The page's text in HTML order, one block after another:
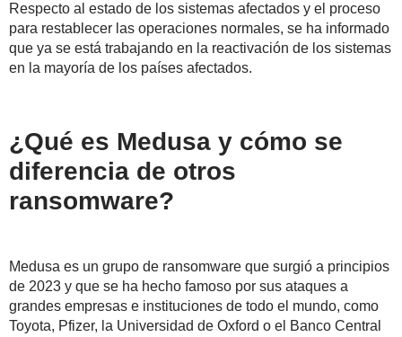
Respecto al estado de los sistemas afectados y el proceso
para restablecer las operaciones normales, se ha informado
que ya se está trabajando en la reactivación de los sistemas
en la mayoría de los países afectados.
¿Qué es Medusa y cómo se
diferencia de otros
ransomware?
Medusa es un grupo de ransomware que surgió a principios
de 2023 y que se ha hecho famoso por sus ataques a
grandes empresas e instituciones de todo el mundo, como
Toyota, Pfizer, la Universidad de Oxford o el Banco Central